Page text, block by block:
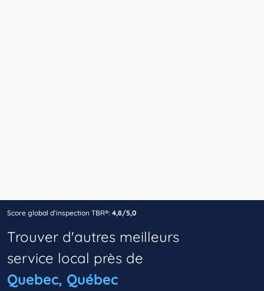
Score global d’inspection TBR®: 4,8/5,0
Trouver d'autres meilleurs
service local près de
Quebec, Québec